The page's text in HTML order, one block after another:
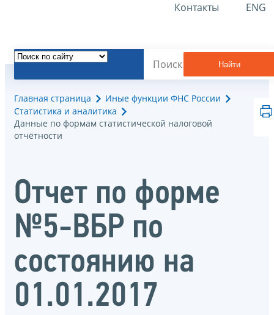
Контакты ENG
Найти
Главная страница
Иные функции ФНС России
Статистика и аналитика
Данные по формам статистической налоговой
отчётности
Отчет по форме
№5-ВБР по
состоянию на
01.01.2017